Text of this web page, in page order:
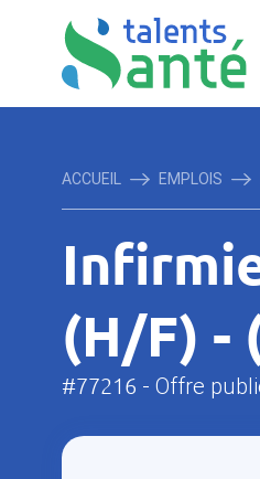
ACCUEIL EMPLOIS
(H/F) -
#77216 - Offre